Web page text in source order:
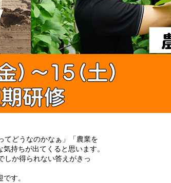
どうなのかなぁ」「農業を
持ちが出てくると思います。
か得られない答えがきっ
す。